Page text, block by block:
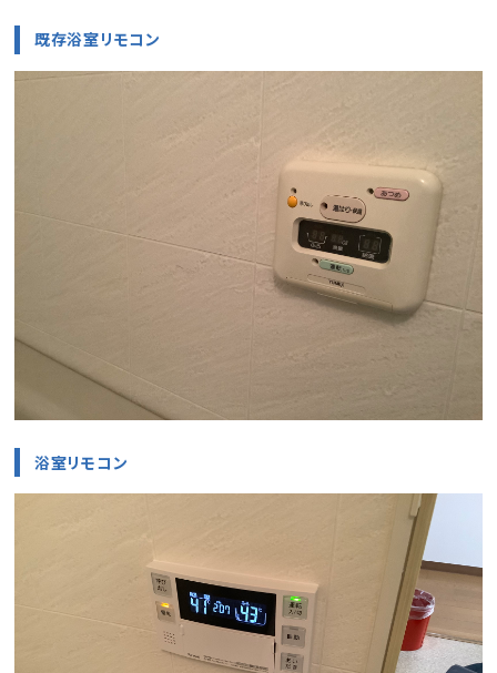
既存浴室リモコン
浴室リモコン